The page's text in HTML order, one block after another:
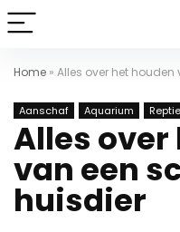
Home » Alles over het
Aanschaf Aquarium
Alles over
van een
huisdier